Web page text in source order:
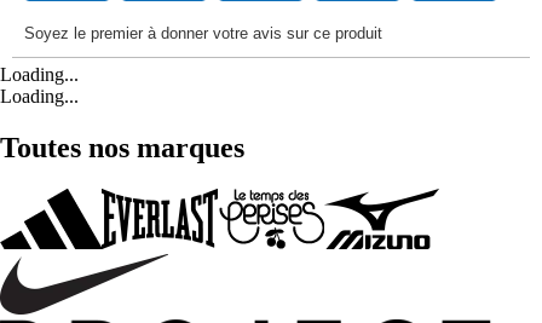
Loading...
Loading...
Toutes nos marques